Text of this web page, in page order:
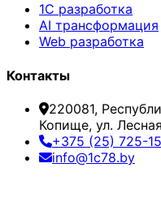
1С разработка
AI трансформация
Web разработка
Контакты
220081,
Копище, ул.
+375 (25) 725-
info@1c78.by